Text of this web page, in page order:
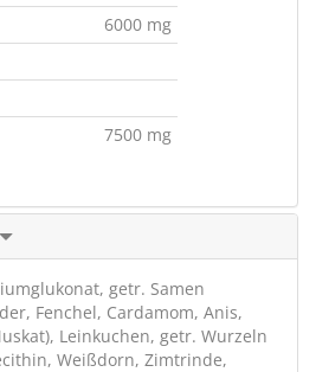
6000 mg
7500 mg
getr. Samen
Fenchel, Cardamom, Anis,
Leinkuchen, getr. Wurzeln
Weißdorn, Zimtrinde,